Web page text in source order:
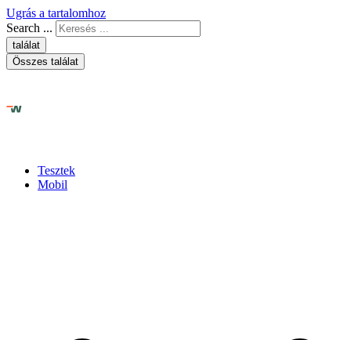
Ugrás a tartalomhoz
Search ...
találat
Összes találat
Tesztek
Mobil